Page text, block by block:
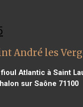
André les
Atlantic à Saint
sur Saône 71100